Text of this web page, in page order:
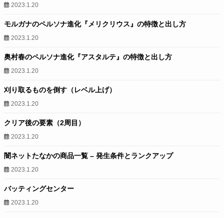
2023.1.20
モルガナのペルソナ進化『メリクリウス』の特徴と出し方
2023.1.20
奥村春のペルソナ進化『アスタルテ』の特徴と出し方
2023.1.20
刈り取るものを倒す（レベル上げ）
2023.1.20
クリア後の要素（2周目）
2023.1.20
闇ネットたなかの商品一覧 – 発生条件とランクアップ
2023.1.20
バッティングセンター
2023.1.20